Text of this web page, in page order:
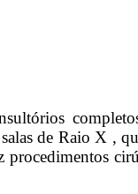
de Raio X ,
procedimentos